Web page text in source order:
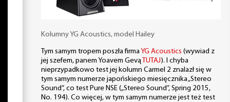
Kolumny YG Acoustics, model Hailey
Tym samym tropem poszła firma YG Acoustics (wywiad z
jej szefem, panem Yoavem Gevą TUTAJ). I chyba
nieprzypadkowo test jej kolumn Carmel 2 znalazł się w
tym samym numerze japońskiego miesięcznika „Stereo
Sound”, co test Pure NSE („Stereo Sound”, Spring 2015,
No. 194). Co więcej, w tym samym numerze jest też test